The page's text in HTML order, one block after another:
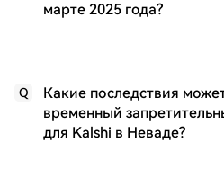
марте 2025 года?
Q
Какие последствия
временный
для Kalshi в Неваде?